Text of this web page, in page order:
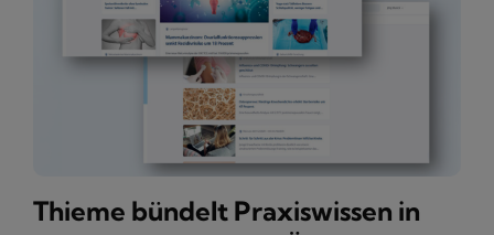
Thieme bündelt Praxiswissen in